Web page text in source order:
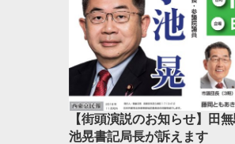
【街頭演説のお知らせ】田
池晃書記局長が訴えます